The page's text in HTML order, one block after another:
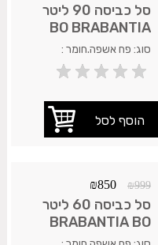
סל כביסה 90 ליטר
BO BRABANTIA
לבן
סוג: פח אשפה.חומר :
נירוסטה אל חלד. משלוח
35 ש"ח.עד 7 ימי עסקים.
₪999
₪850
סל כביסה 60 ליטר
BRABANTIA BO
לבן